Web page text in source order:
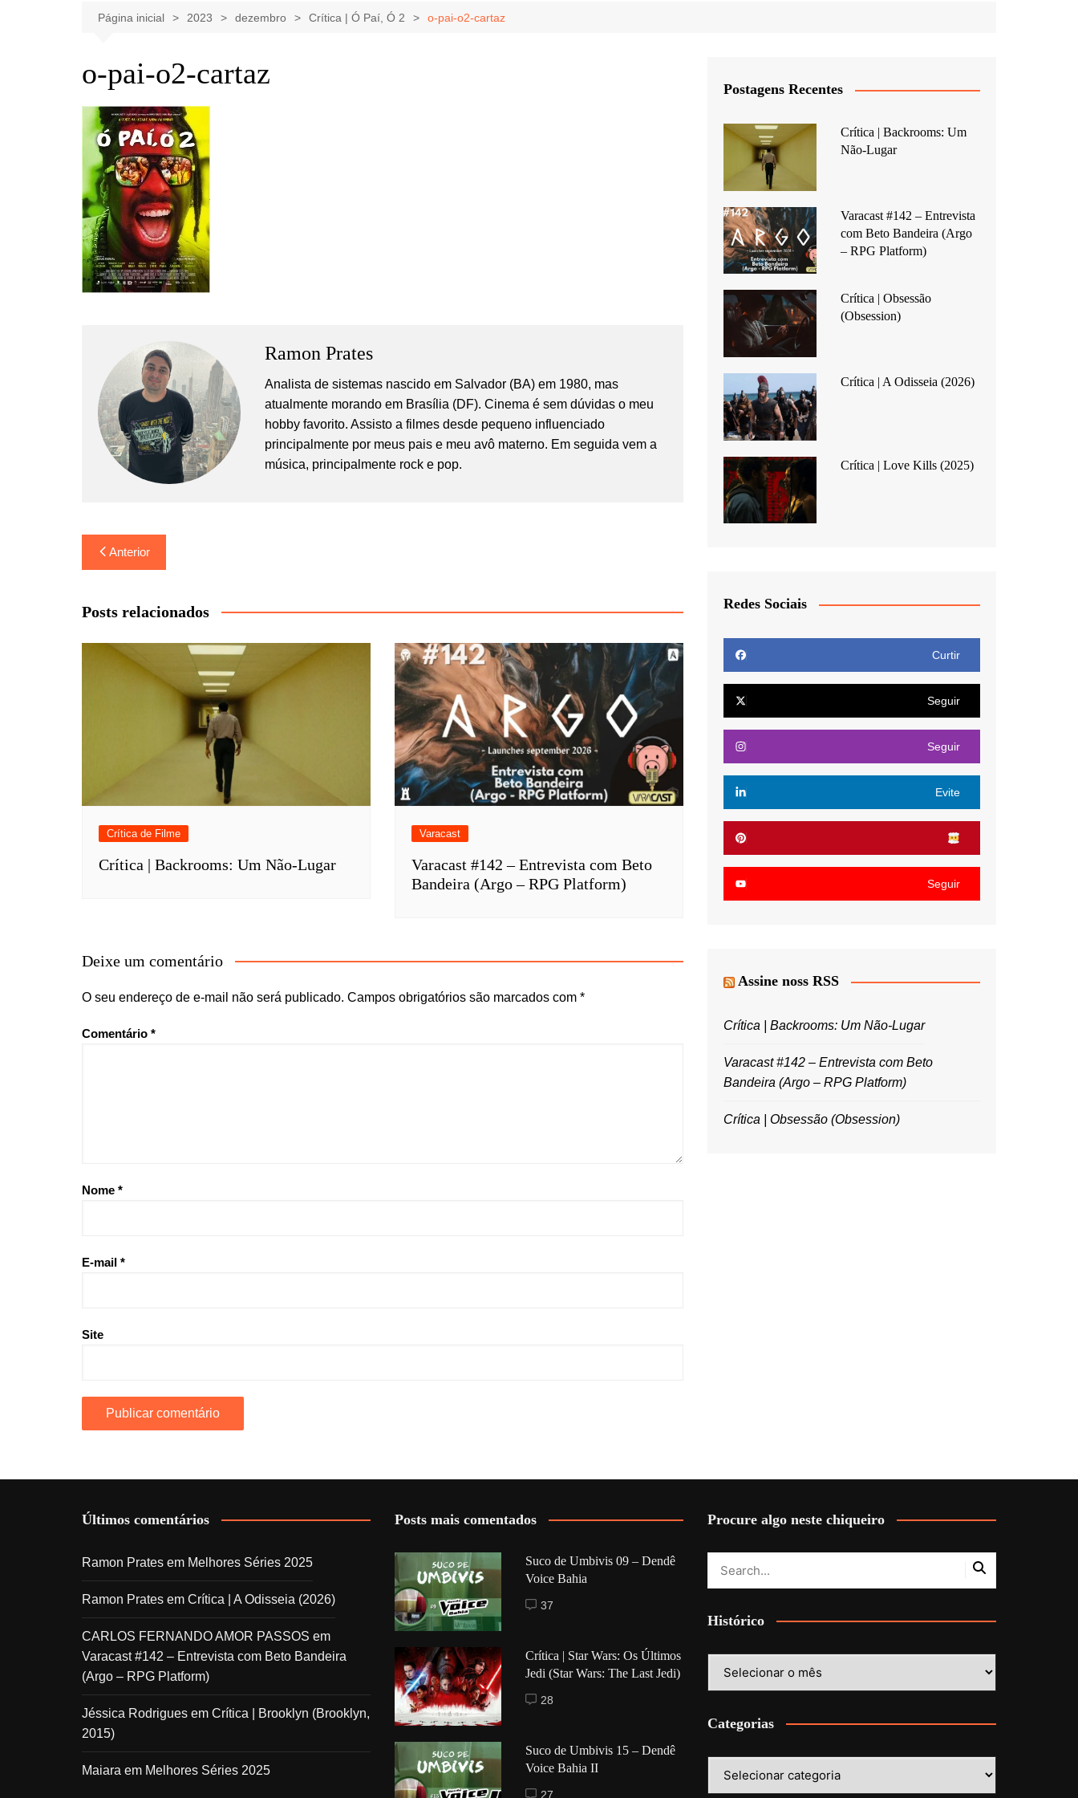
Celebridades
Música
Notícias
Clássicos
Livros
Game ReviewRadiola Torresmo
Página inicial 2023 dezembro Crítica | Ó Paí, Ó 2 o-pai-o2-cartaz
o-pai-o2-cartaz
Ramon Prates
Analista de sistemas nascido em Salvador (BA) em 1980, mas
atualmente morando em Brasília (DF). Cinema é sem dúvidas o meu
hobby favorito. Assisto a filmes desde pequeno influenciado
principalmente por meus pais e meu avô materno. Em seguida vem a
música, principalmente rock e pop.
Navegação
de
Post
Anterior
Posts relacionados
Crítica de Filme
Crítica | Backrooms: Um Não-Lugar
Varacast
Varacast #142 – Entrevista com Beto
Bandeira (Argo – RPG Platform)
Deixe um comentário
O seu endereço de e-mail não será publicado. Campos obrigatórios são marcados com *
Comentário *
Nome *
E-mail *
Site
Postagens Recentes
Crítica | Backrooms: Um
Não-Lugar
Varacast #142 – Entrevista
com Beto Bandeira (Argo
– RPG Platform)
Crítica | Obsessão
(Obsession)
Crítica | A Odisseia (2026)
Crítica | Love Kills (2025)
Redes Sociais
Curtir
Seguir
Seguir
Evite
Seguir
Assine noss RSS
Crítica | Backrooms: Um Não-Lugar
Varacast #142 – Entrevista com Beto
Bandeira (Argo – RPG Platform)
Crítica | Obsessão (Obsession)
Últimos comentários
Ramon Prates em Melhores Séries 2025
Ramon Prates em Crítica | A Odisseia (2026)
CARLOS FERNANDO AMOR PASSOS em
Varacast #142 – Entrevista com Beto Bandeira
(Argo – RPG Platform)
Jéssica Rodrigues em Crítica | Brooklyn (Brooklyn,
2015)
Maiara em Melhores Séries 2025
Posts mais comentados
Suco de Umbivis 09 – Dendê
Voice Bahia
37
Crítica | Star Wars: Os Últimos
Jedi (Star Wars: The Last Jedi)
28
Suco de Umbivis 15 – Dendê
Voice Bahia II
27
Procure algo neste chiqueiro
Histórico
Categorias